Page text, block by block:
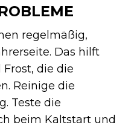
regelmäßig,
Das hilft
die die
Reinige die
Teste die
beim Kaltstart und